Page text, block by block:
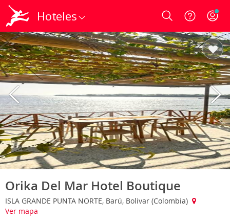
Hoteles Login
Orika Del Mar Hotel Boutique
ISLA GRANDE PUNTA NORTE, Barú, Bolivar (Colombia)
Ver mapa